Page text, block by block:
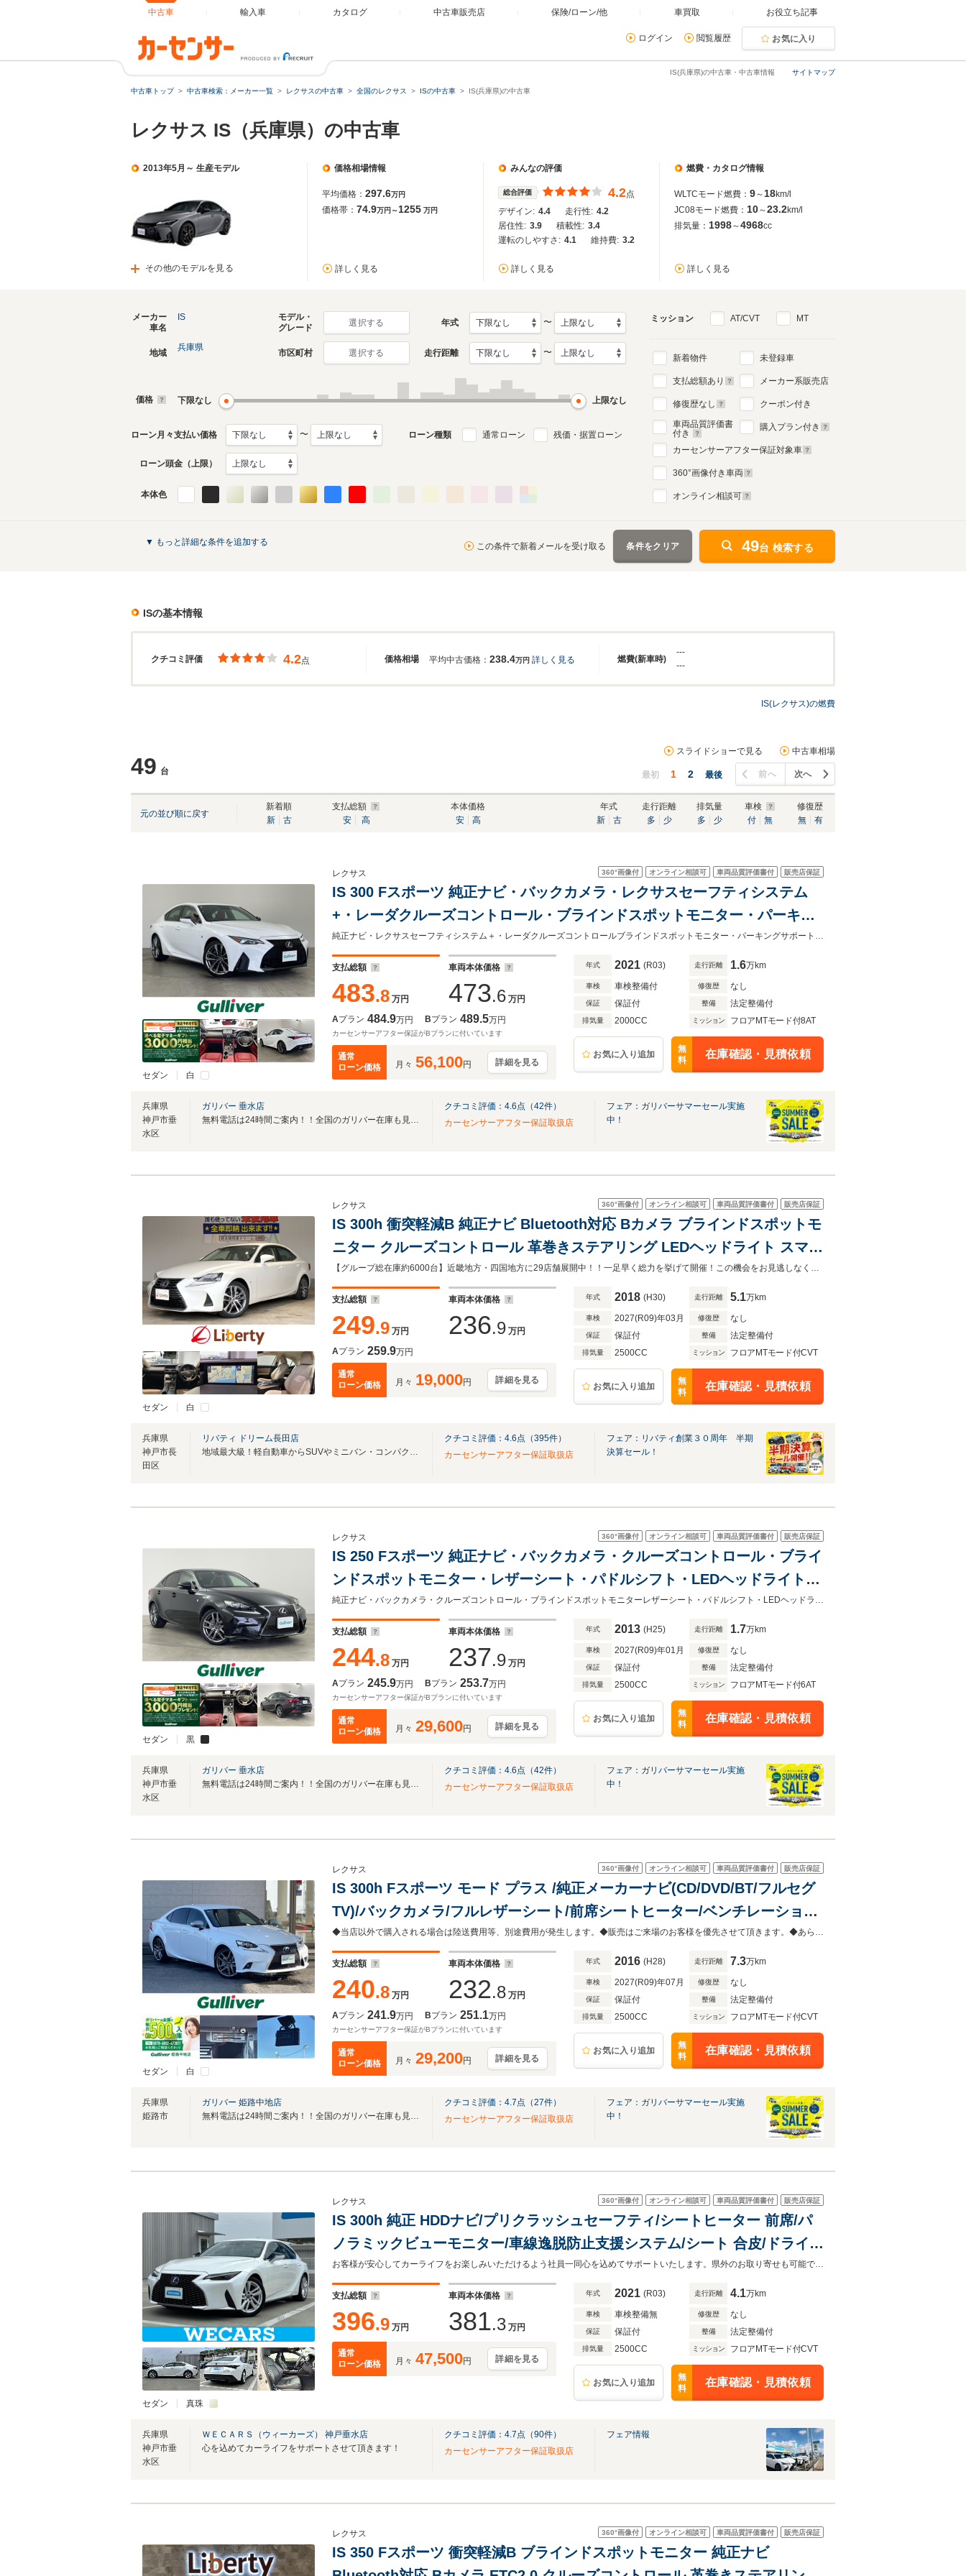
中古車 輸入車 カタログ 中古車販売店 保険/ローン/他 車買取 お役立ち記事
ログイン 閲覧履歴 お気に入り
サイトマップ
IS(兵庫県)の中古車・中古車情報
中古車トップ 中古車検索：メーカー一覧 レクサスの中古車 全国のレクサス ISの中古車 IS(兵庫県)の中古車
レクサス IS（兵庫県）の中古車
2013年5月～ 生産モデル
その他のモデルを見る
価格相場情報
平均価格： 297.6万円
価格帯： 74.9万円～1255 万円
詳しく見る
みんなの評価
総合評価 4.2点
デザイン: 4.4 走行性: 4.2
居住性: 3.9 積載性: 3.4
運転のしやすさ: 4.1 維持費: 3.2
詳しく見る
燃費・カタログ情報
WLTCモード燃費： 9～ 18km/l
JC08モード燃費： 10～23.2km/l
排気量： 1998～4968cc
詳しく見る
生産モデル
ISのカタログを見る
メーカー
車名
IS
モデル・
グレード
選択する 年式 〜
地域
兵庫県
市区町村 選択する 走行距離 〜
価格 下限なし 上限なし
ローン月々支払い価格 〜 ローン種類 通常ローン 残価・据置ローン
ローン頭金（上限）
本体色
ミッション AT/CVT MT
新着物件
支払総額あり
修復歴なし
車両品質評価書
付き
未登録車
メーカー系販売店
クーポン付き
購入プラン付き
カーセンサーアフター保証対象車
360°画像付き車両
オンライン相談可
▼ もっと詳細な条件を追加する この条件で新着メールを受け取る 条件をクリア 49台 検索する
ISの基本情報
クチコミ評価 価格相場 燃費(新車時)
4.2点 平均中古価格： 238.4万円 詳しく見る
---
---
IS(レクサス)の燃費
49 台
スライドショーで見る 中古車相場
最初 1 2 最後 前へ 次へ
元の並び順に戻す
新着順
新
古
支払総額
安
高
本体価格
安
高
年式
新
古
走行距離
多
少
排気量
多
少
車検
付
無
修復歴
無
有
セダン 白
360°画像付 オンライン相談可 車両品質評価書付 販売店保証
レクサス
IS 300 Fスポーツ 純正ナビ・バックカメラ・レクサスセーフティシステム
+・レーダクルーズコントロール・ブラインドスポットモニター・パーキン
グサポートブレーキ・ムーンルーフ・前後ドライブレコーダー・ビルトイン
ETC2.0
純正ナビ・レクサスセーフティシステム＋・レーダクルーズコントロールブラインドスポットモニター・パーキングサポートブレーキ・ムーンルーフ・前後ドライブレコーダー・ETC2.0
支払総額
483.8 万円
車両本体価格
473.6 万円
Aプラン 484.9万円 Bプラン 489.5万円
カーセンサーアフター保証がBプランに付いています
通常
ローン価格
月々 56,100円 詳細を見る
年式 2021 (R03) 走行距離 1.6万km
車検 車検整備付 修復歴 なし
保証 保証付 整備 法定整備付
排気量 2000CC ミッション フロアMTモード付8AT
お気に入り追加
無
料
在庫確認・見積依頼
兵庫県
神戸市垂
水区
ガリバー 垂水店
無料電話は24時間ご案内！！全国のガリバー在庫も見たい方は一括照会が可能です！
クチコミ評価： 4.6点（42件）
カーセンサーアフター保証取扱店
フェア：ガリバーサマーセール実施
中！
セダン 白
360°画像付 オンライン相談可 車両品質評価書付 販売店保証
レクサス
IS 300h 衝突軽減B 純正ナビ Bluetooth対応 Bカメラ ブラインドスポットモ
ニター クルーズコントロール 革巻きステアリング LEDヘッドライト スマー
トキー プッシュスタート 前席シートヒーター 純正アルミホイール
【グループ総在庫約6000台】近畿地方・四国地方に29店舗展開中！！一足早く総力を挙げて開催！この機会をお見逃しなく、半期決算先取りフェア！!
支払総額
249.9 万円
車両本体価格
236.9 万円
Aプラン 259.9万円
通常
ローン価格
月々 19,000円 詳細を見る
年式 2018 (H30) 走行距離 5.1万km
車検 2027(R09)年03月 修復歴 なし
保証 保証付 整備 法定整備付
排気量 2500CC ミッション フロアMTモード付CVT
お気に入り追加
無
料
在庫確認・見積依頼
兵庫県
神戸市長
田区
リバティ ドリーム長田店
地域最大級！軽自動車からSUVやミニバン・コンパクトカーまで総展示台数約200台以上！
クチコミ評価： 4.6点（395件）
カーセンサーアフター保証取扱店
フェア：リバティ創業３０周年 半期
決算セール！
セダン 黒
360°画像付 オンライン相談可 車両品質評価書付 販売店保証
レクサス
IS 250 Fスポーツ 純正ナビ・バックカメラ・クルーズコントロール・ブライ
ンドスポットモニター・レザーシート・パドルシフト・LEDヘッドライト・
フォグランプ・前席シートヒーター・前席シートベンチレーション・前席パ
ワーシート
純正ナビ・バックカメラ・クルーズコントロール・ブラインドスポットモニターレザーシート・パドルシフト・LEDヘッドライト・フォグランプ・前席シートヒーター・前席パワーシート
支払総額
244.8 万円
車両本体価格
237.9 万円
Aプラン 245.9万円 Bプラン 253.7万円
カーセンサーアフター保証がBプランに付いています
通常
ローン価格
月々 29,600円 詳細を見る
年式 2013 (H25) 走行距離 1.7万km
車検 2027(R09)年01月 修復歴 なし
保証 保証付 整備 法定整備付
排気量 2500CC ミッション フロアMTモード付6AT
お気に入り追加
無
料
在庫確認・見積依頼
兵庫県
神戸市垂
水区
ガリバー 垂水店
無料電話は24時間ご案内！！全国のガリバー在庫も見たい方は一括照会が可能です！
クチコミ評価： 4.6点（42件）
カーセンサーアフター保証取扱店
フェア：ガリバーサマーセール実施
中！
セダン 白
360°画像付 オンライン相談可 車両品質評価書付 販売店保証
レクサス
IS 300h Fスポーツ モード プラス /純正メーカーナビ(CD/DVD/BT/フルセグ
TV)/バックカメラ/フルレザーシート/前席シートヒーター/ベンチレーション/
シートヒーター/衝突軽減ブレーキ/レーンキーピングサポート/
◆当店以外で購入される場合は陸送費用等、別途費用が発生します。◆販売はご来場のお客様を優先させて頂きます。◆あらかじめご確認下さい※販売は一般のお客様に限ります。
支払総額
240.8 万円
車両本体価格
232.8 万円
Aプラン 241.9万円 Bプラン 251.1万円
カーセンサーアフター保証がBプランに付いています
通常
ローン価格
月々 29,200円 詳細を見る
年式 2016 (H28) 走行距離 7.3万km
車検 2027(R09)年07月 修復歴 なし
保証 保証付 整備 法定整備付
排気量 2500CC ミッション フロアMTモード付CVT
お気に入り追加
無
料
在庫確認・見積依頼
兵庫県
姫路市
ガリバー 姫路中地店
無料電話は24時間ご案内！！全国のガリバー在庫も見たい方は一括照会が可能です！
クチコミ評価： 4.7点（27件）
カーセンサーアフター保証取扱店
フェア：ガリバーサマーセール実施
中！
セダン 真珠
360°画像付 オンライン相談可 車両品質評価書付 販売店保証
レクサス
IS 300h 純正 HDDナビ/プリクラッシュセーフティ/シートヒーター 前席/パ
ノラミックビューモニター/車線逸脱防止支援システム/シート 合皮/ドライブ
レコーダー 社外/ヘッドランプ LED
お客様が安心してカーライフをお楽しみいただけるよう社員一同心を込めてサポートいたします。県外のお取り寄せも可能です！是非お気軽にご相談ください。
支払総額
396.9 万円
車両本体価格
381.3 万円
通常
ローン価格
月々 47,500円 詳細を見る
年式 2021 (R03) 走行距離 4.1万km
車検 車検整備無 修復歴 なし
保証 保証付 整備 法定整備付
排気量 2500CC ミッション フロアMTモード付CVT
お気に入り追加
無
料
在庫確認・見積依頼
兵庫県
神戸市垂
水区
ＷＥＣＡＲＳ（ウィーカーズ） 神戸垂水店
心を込めてカーライフをサポートさせて頂きます！
クチコミ評価： 4.7点（90件）
カーセンサーアフター保証取扱店
フェア情報
360°画像付 オンライン相談可 車両品質評価書付 販売店保証
レクサス
IS 350 Fスポーツ 衝突軽減B ブラインドスポットモニター 純正ナビ